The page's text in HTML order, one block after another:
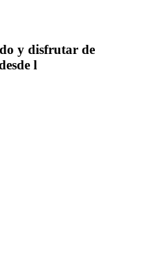
y disfrutar de
l